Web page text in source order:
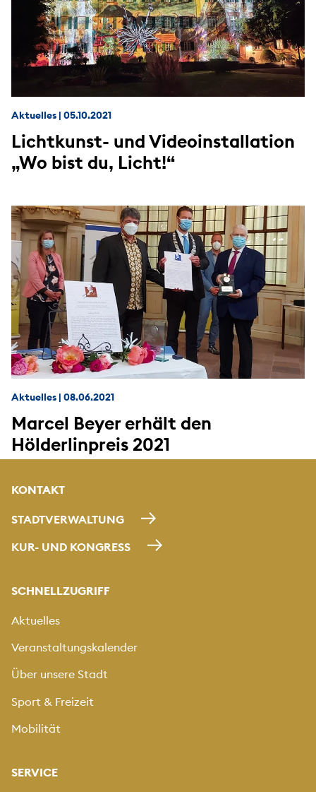
Aktuelles | 05.10.2021
Lichtkunst- und Videoinstallation
„Wo bist du, Licht!“
Aktuelles | 08.06.2021
Marcel Beyer erhält den
Hölderlinpreis 2021
KONTAKT
STADTVERWALTUNG
KUR- UND KONGRESS
SCHNELLZUGRIFF
Aktuelles
Veranstaltungskalender
Über unsere Stadt
Sport & Freizeit
Mobilität
SERVICE